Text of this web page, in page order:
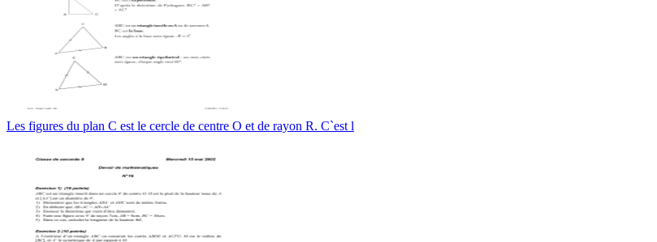
Les figures du plan C est le cercle de centre O et de rayon R. C`est l